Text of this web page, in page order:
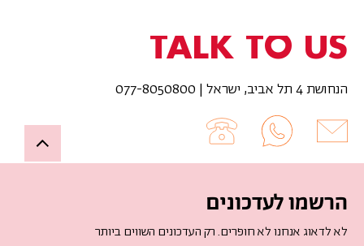
TALK TO US
הנחושת 4 תל אביב, ישראל | 077-8050800
Up
הרשמו לעדכונים
לא לדאוג אנחנו לא חופרים. רק העדכונים השווים ביותר